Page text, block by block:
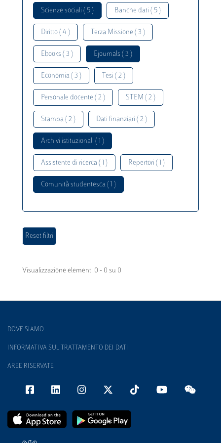
Scienze sociali ( 5 ) Banche dati ( 5 )
Diritto ( 4 ) Terza Missione ( 3 )
Ebooks ( 3 ) Ejournals ( 3 )
Economia ( 3 ) Tesi ( 2 )
Personale docente ( 2 ) STEM ( 2 )
Stampa ( 2 ) Dati finanziari ( 2 )
Archivi istituzionali ( 1 )
Assistente di ricerca ( 1 ) Repertori ( 1 )
Comunità studentesca ( 1 )
Visualizzazione elementi 0 - 0 su 0
DOVE SIAMO
INFORMATIVA SUL TRATTAMENTO DEI DATI
AREE RISERVATE